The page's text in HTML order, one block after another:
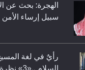
حفل توزيع
الأحمدية بنيجيريا لعام
الهجرة: بحث عن
سبيل إرساء الأمن
رأيٌ في لغة
السلام